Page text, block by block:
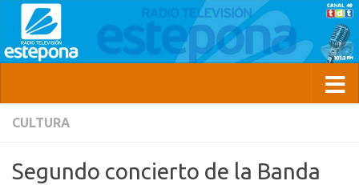
CULTURA
Segundo concierto de la Banda